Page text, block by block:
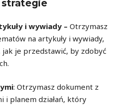
strategie
i wywiady – Otrzymasz
na artykuły i wywiady,
je przedstawić, by zdobyć
: Otrzymasz dokument z
i planem działań, który